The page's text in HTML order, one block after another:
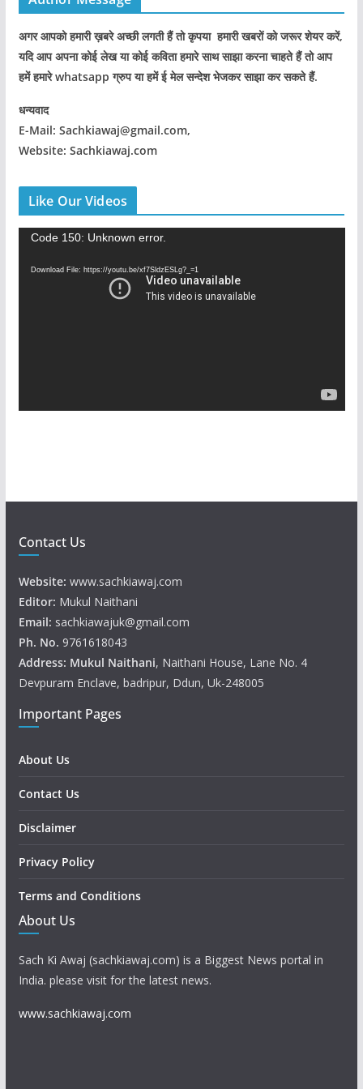
अगर आपको हमारी ख़बरे अच्छी लगती हैं तो कृपया हमारी खबरों को जरूर शेयर करें,
यदि आप अपना कोई लेख या कोई कविता हमारे साथ साझा करना चाहते हैं तो आप
हमें हमारे whatsapp ग्रुप या हमें ई मेल सन्देश भेजकर साझा कर सकते हैं.
धन्यवाद
E-Mail: Sachkiawaj@gmail.com,
Website: Sachkiawaj.com
Like Our Videos
Code 150: Unknown error.
Download File: https://youtu.be/xf7SldzESLg?_=1
Contact Us
Website: www.sachkiawaj.com
Editor: Mukul Naithani
Email: sachkiawajuk@gmail.com
Ph. No. 9761618043
Address: Mukul Naithani, Naithani House, Lane No. 4
Devpuram Enclave, badripur, Ddun, Uk-248005
Important Pages
About Us
Contact Us
Disclaimer
Privacy Policy
Terms and Conditions
About Us
Sach Ki Awaj (sachkiawaj.com) is a Biggest News portal in
India. please visit for the latest news.
www.sachkiawaj.com